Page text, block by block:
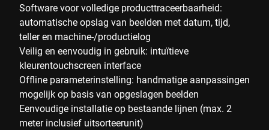
Software voor volledige producttraceerbaarheid:
automatische opslag van beelden met datum, tijd,
teller en machine-/productielog
Veilig en eenvoudig in gebruik: intuïtieve
kleurentouchscreen interface
Offline parameterinstelling: handmatige aanpassingen
mogelijk op basis van opgeslagen beelden
Eenvoudige installatie op bestaande lijnen (max. 2
meter inclusief uitsorteerunit)